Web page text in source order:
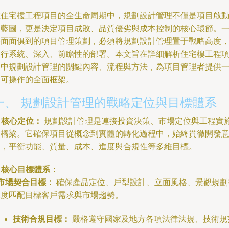
宅樓工程項目的全生命周期中，規劃設計管理不僅是項目啟動
圖，更是決定項目成敗、品質優劣與成本控制的核心環節。一
面俱到的項目管理策劃，必須將規劃設計管理置于戰略高度，
系統、深入、前瞻性的部署。本文旨在詳細解析住宅樓工程項
規劃設計管理的關鍵內容、流程與方法，為項目管理者提供一
操作的全面框架。
、 規劃設計管理的戰略定位與目標體系
心定位：
規劃設計管理是連接投資決策、市場定位與工程實
梁。它確保項目從概念到實體的轉化過程中，始終貫徹開發意
平衡功能、質量、成本、進度與合規性等多維目標。
心目標體系：
場契合目標： 確保產品定位、戶型設計、立面風格、景觀規
匹配目標客戶需求與市場趨勢。
技術合規目標：
嚴格遵守國家及地方各項法律法規、技術規